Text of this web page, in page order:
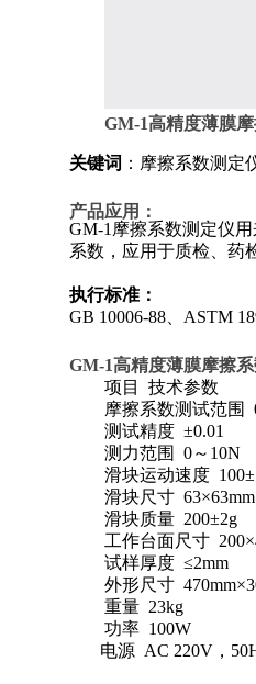
GM-1高精度薄膜
关键词 ：摩擦系数测
产品应用：
GM-1 摩擦系数测定仪
系数，应用于质检、药
执行标准：
GB 10006-88
ASTM
GM-1高精度薄膜摩擦
项目
技术参数
摩擦系数测试范围
测试精度 ±0.01
测力范围
0～ 10N
滑块运动速度 100±
滑块尺寸 63×63mm
滑块质量 200±2g
工作台面尺寸 200×
试样厚度 ≤2mm
外形尺寸 470mm×
重量 23kg
功率 100W
电源 AC 220V ，